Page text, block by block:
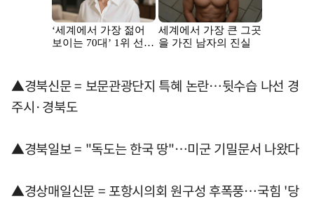
▲경북신문 = 보문관광단지 특혜 논란…뒷수습 나선 경
주시·경북도
▲경북일보 = "독도는 한국 땅"…미군 기밀문서 나왔다
▲경상매일신문 = 포항시의회 원구성 후폭풍…국힘 '당